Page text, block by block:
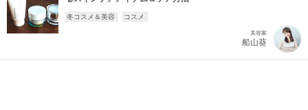
冬コスメ＆美容 コスメ
美容家
船山葵